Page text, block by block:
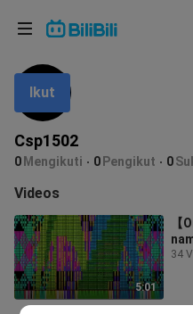
Csp1502
0 Mengikuti 0 Pengikut 0
Ikut
Videos
5:01
【
34
Bahasa: Bahasa Melayu
In
Pilih bahasa
English
ภาษาไทย
Tiếng Việt
Bahasa Melayu